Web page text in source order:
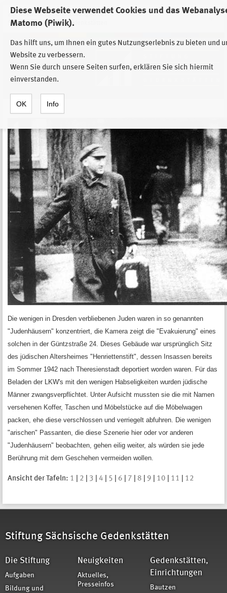
Diese Webseite verwendet Cookies und das
Matomo (Piwik).
Das hilft uns, um Ihnen ein gutes Nutzungserlebnis zu bieten und
Website zu verbessern.
Wenn Sie durch unsere Seiten surfen, erklären Sie sich hiermit
einverstanden.
OK Info
Zur Auswahl der Einrichtungen der
Stiftung Sächsische Gedenkstätten
Die wenigen in Dresden verbliebenen Juden waren in so genannten
"Judenhäusern" konzentriert, die Kamera zeigt die "Evakuierung" eines
solchen in der Güntzstraße 24. Dieses Gebäude war ursprünglich Sitz
des jüdischen Altersheimes "Henriettenstift", dessen Insassen bereits
im Sommer 1942 nach Theresienstadt deportiert worden waren. Für das
Beladen der LKW's mit den wenigen Habseligkeiten wurden jüdische
Männer zwangsverpflichtet. Unter Aufsicht mussten sie die mit Namen
versehenen Koffer, Taschen und Möbelstücke auf die Möbelwagen
packen, ehe diese verschlossen und verriegelt abfuhren. Die wenigen
"arischen" Passanten, die diese Szenerie hier oder vor anderen
"Judenhäusern" beobachten, gehen eilig weiter, als würden sie jede
Berührung mit dem Geschehen vermeiden wollen.
Ansicht der Tafeln: 1 2 3 4 5 6 7 8 9 10 11 12
Stiftung Sächsische Gedenkstätten
Die Stiftung
Aufgaben
Bildung und
Neuigkeiten
Aktuelles,
Presseinfos
Gedenkstätten,
Einrichtungen
Bautzen